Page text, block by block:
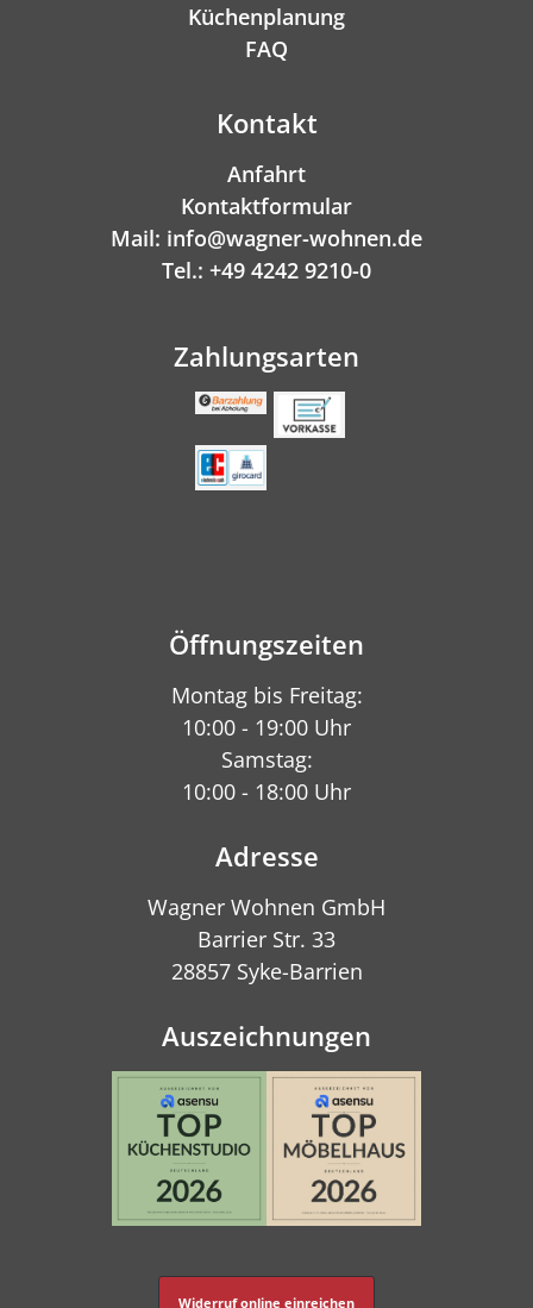
Küchenplanung
FAQ
Kontakt
Anfahrt
Kontaktformular
Mail: info@wagner-wohnen.de
Tel.: +49 4242 9210-0
Zahlungsarten
Öffnungszeiten
Montag bis Freitag:
10:00 - 19:00 Uhr
Samstag:
10:00 - 18:00 Uhr
Adresse
Wagner Wohnen GmbH
Barrier Str. 33
28857 Syke-Barrien
Auszeichnungen
Widerruf online einreichen